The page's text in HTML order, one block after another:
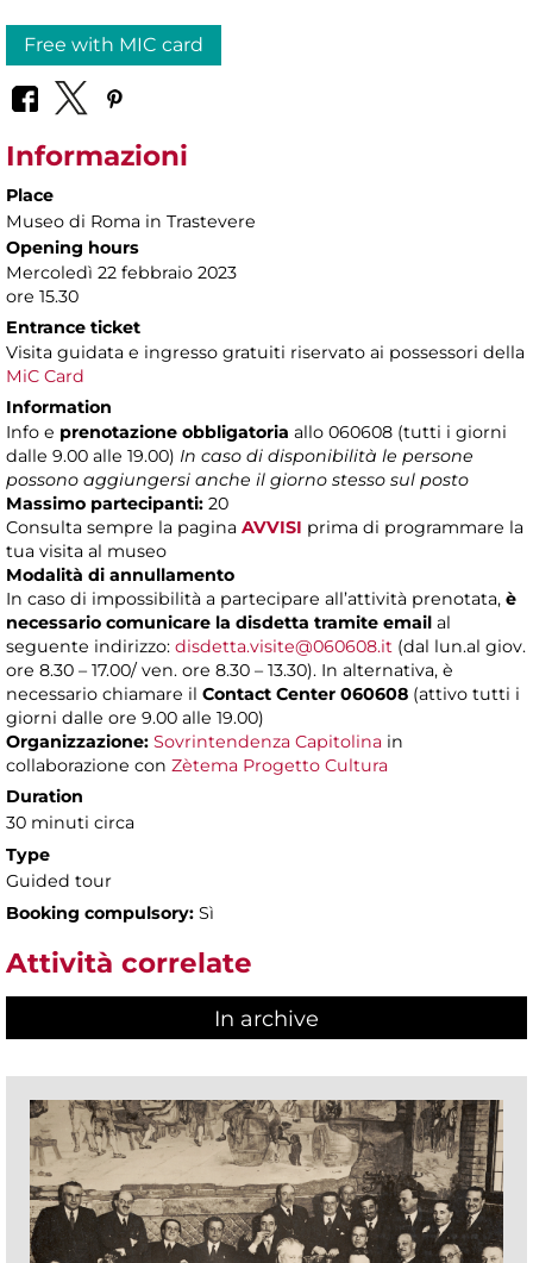
Free with MIC card
Informazioni
Place
Museo di Roma in Trastevere
Opening hours
Mercoledì 22 febbraio 2023
ore 15.30
Entrance ticket
Visita guidata e ingresso gratuiti riservato ai possessori della
MiC Card
Information
Info e prenotazione obbligatoria allo 060608 (tutti i giorni
dalle 9.00 alle 19.00) In caso di disponibilità le persone
possono aggiungersi anche il giorno stesso sul posto
Massimo partecipanti: 20
Consulta sempre la pagina AVVISI prima di programmare la
tua visita al museo
Modalità di annullamento
In caso di impossibilità a partecipare all’attività prenotata, è
necessario comunicare la disdetta tramite email al
seguente indirizzo: disdetta.visite@060608.it (dal lun.al giov.
ore 8.30 – 17.00/ ven. ore 8.30 – 13.30). In alternativa, è
necessario chiamare il Contact Center 060608 (attivo tutti i
giorni dalle ore 9.00 alle 19.00)
Organizzazione: Sovrintendenza Capitolina in
collaborazione con Zètema Progetto Cultura
Duration
30 minuti circa
Type
Guided tour
Booking compulsory: Sì
Attività correlate
In archive